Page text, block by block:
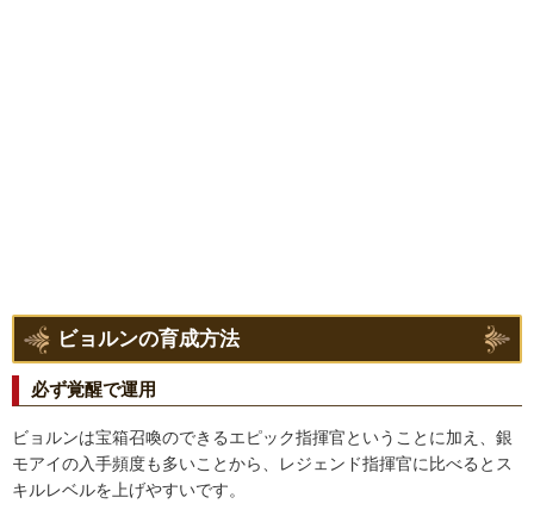
ビョルンの育成方法
必ず覚醒で運用
ビョルンは宝箱召喚のできるエピック指揮官ということに加え、銀
モアイの入手頻度も多いことから、レジェンド指揮官に比べるとス
キルレベルを上げやすいです。